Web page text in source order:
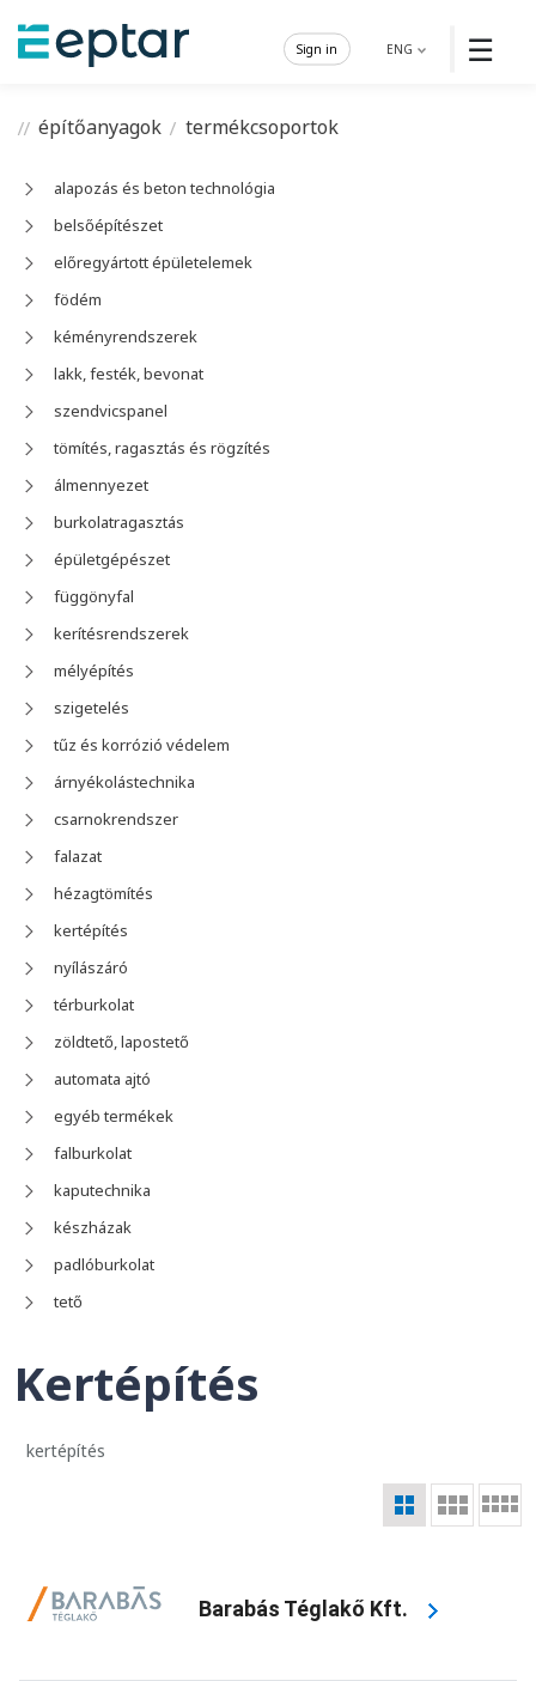
☰
ENG
Sign in
építőanyagok termékcsoportok
alapozás és beton technológia
belsőépítészet
előregyártott épületelemek
födém
kéményrendszerek
lakk, festék, bevonat
szendvicspanel
tömítés, ragasztás és rögzítés
álmennyezet
burkolatragasztás
épületgépészet
függönyfal
kerítésrendszerek
mélyépítés
szigetelés
tűz és korrózió védelem
árnyékolástechnika
csarnokrendszer
falazat
hézagtömítés
kertépítés
nyílászáró
térburkolat
zöldtető, lapostető
automata ajtó
egyéb termékek
falburkolat
kaputechnika
készházak
padlóburkolat
tető
Kertépítés
kertépítés
Barabás Téglakő Kft.